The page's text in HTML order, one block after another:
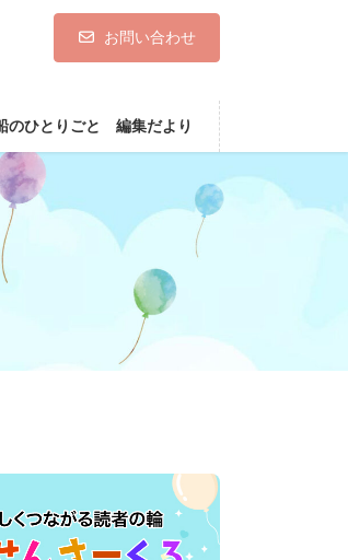
お問い合わせ
のひとりごと 編集だより